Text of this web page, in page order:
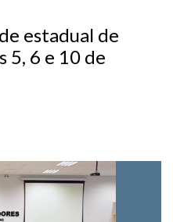
estadual de
5, 6 e 10 de